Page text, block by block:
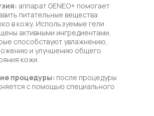
аппарат GENEO+ помогает
питательные вещества
в кожу. Используемые гели
активными ингредиентами,
способствуют увлажнению,
и улучшению общего
кожи.
процедуры: после процедуры
с помощью специального